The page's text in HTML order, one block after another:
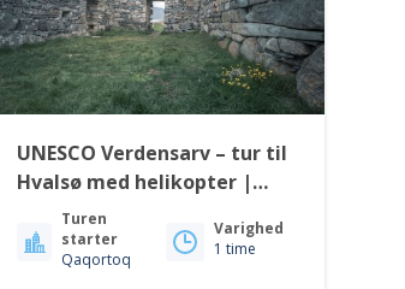
UNESCO Verdensarv – tur til
Hvalsø med helikopter |
Qaqortoq | Sydgrønland
Turen
starter
Qaqortoq
Varighed
1 time